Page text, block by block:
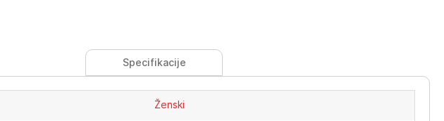
Specifikacije
Ženski